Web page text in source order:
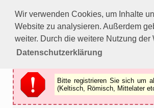
Wir verwenden Cookies, um Inhalte
Website zu analysieren. Außerdem
weiter. Durch die weitere Nutzung
Datenschutzerklärung
Bitte registrieren Sie sich um alle
Als Gast können Sie z.B.keine Bilder
Registrieren
Bitte registrieren Sie sich um
(Keltisch, Römisch, Mittelater